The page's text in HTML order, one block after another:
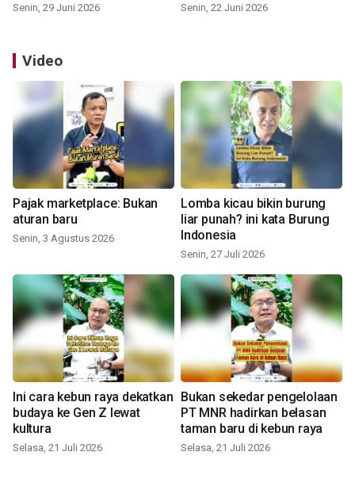
Senin, 29 Juni 2026 Senin, 22 Juni 2026
Video
Pajak marketplace: Bukan
aturan baru
Senin, 3 Agustus 2026
Lomba kicau bikin burung
liar punah? ini kata Burung
Indonesia
Senin, 27 Juli 2026
Ini cara kebun raya dekatkan
budaya ke Gen Z lewat
kultura
Selasa, 21 Juli 2026
Bukan sekedar pengelolaan
PT MNR hadirkan belasan
taman baru di kebun raya
Selasa, 21 Juli 2026